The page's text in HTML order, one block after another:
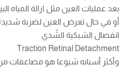
بعد عمليات العين مثل ازالة المياه
أو في حال تعرض العين لضربة
انفصال الشبكية الشّدي
Traction Retinal Detachment
وأكثر أسبابه شيوعا هو مضاعفات